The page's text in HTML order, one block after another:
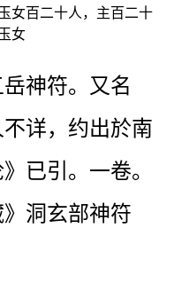
女百二十人，主百二十
女
神符。又名
不详，约出於南
已引。一卷。
洞玄部神符